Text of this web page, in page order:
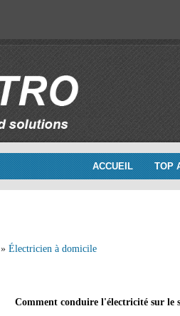
ACCUEIL TOP
» Électricien à domicile
Comment conduire l'électricité sur le